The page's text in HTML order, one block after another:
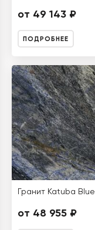
от 49 143 ₽
ПОДРОБНЕЕ
Гранит Katuba Blue
от 48 955 ₽